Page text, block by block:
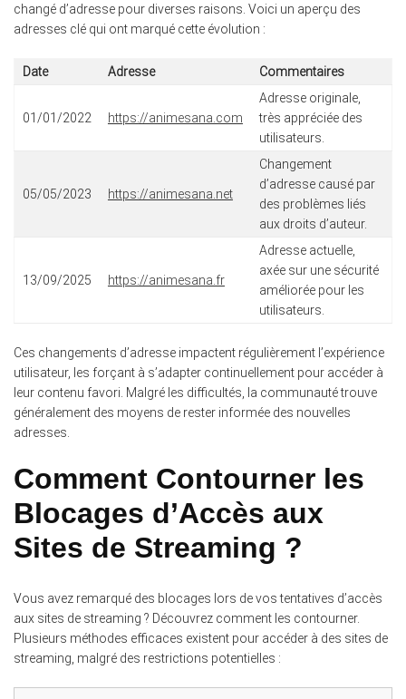
changé d’adresse pour diverses raisons. Voici un aperçu des
adresses clé qui ont marqué cette évolution :
Date Adresse Commentaires
01/01/2022 https://animesana.com
Adresse originale,
très appréciée des
utilisateurs.
05/05/2023 https://animesana.net
Changement
d’adresse causé par
des problèmes liés
aux droits d’auteur.
13/09/2025 https://animesana.fr
Adresse actuelle,
axée sur une sécurité
améliorée pour les
utilisateurs.
Ces changements d’adresse impactent régulièrement l’expérience
utilisateur, les forçant à s’adapter continuellement pour accéder à
leur contenu favori. Malgré les difficultés, la communauté trouve
généralement des moyens de rester informée des nouvelles
adresses.
Comment Contourner les
Blocages d’Accès aux
Sites de Streaming ?
Vous avez remarqué des blocages lors de vos tentatives d’accès
aux sites de streaming ? Découvrez comment les contourner.
Plusieurs méthodes efficaces existent pour accéder à des sites de
streaming, malgré des restrictions potentielles :